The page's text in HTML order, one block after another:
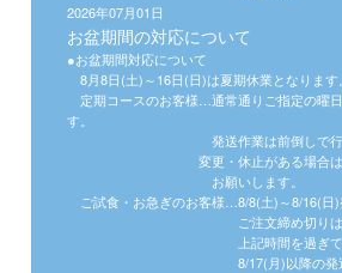
2026年07月01日
お盆期間の対応について
●お盆期間対応について
8月8日(土)～16日(日)は夏期休業となります。
定期コースのお客様…通常通りご指定の曜
す。
発送作業は前倒しで行い
変更・休止がある場合はお早
お願いします。
ご試食・お急ぎのお客様…8/8(土)～8/16(日)
ご注文締め切りは8/5(
上記時間を過ぎてから
8/17(月)以降の発送とな